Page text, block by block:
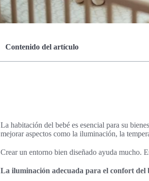
Contenido del artículo
La habitación del bebé es esencial para su
mejorar aspectos como la iluminación, la
Crear un entorno bien diseñado ayuda mucho.
La iluminación adecuada para el confort del